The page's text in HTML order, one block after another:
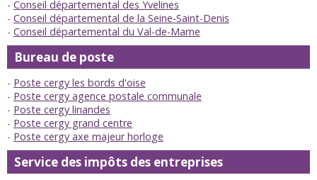
Conseil départemental des Yvelines
Conseil départemental de la Seine-Saint-Denis
Conseil départemental du Val-de-Marne
Bureau de poste
Poste cergy les bords d'oise
Poste cergy agence postale communale
Poste cergy linandes
Poste cergy grand centre
Poste cergy axe majeur horloge
Service des impôts des entreprises